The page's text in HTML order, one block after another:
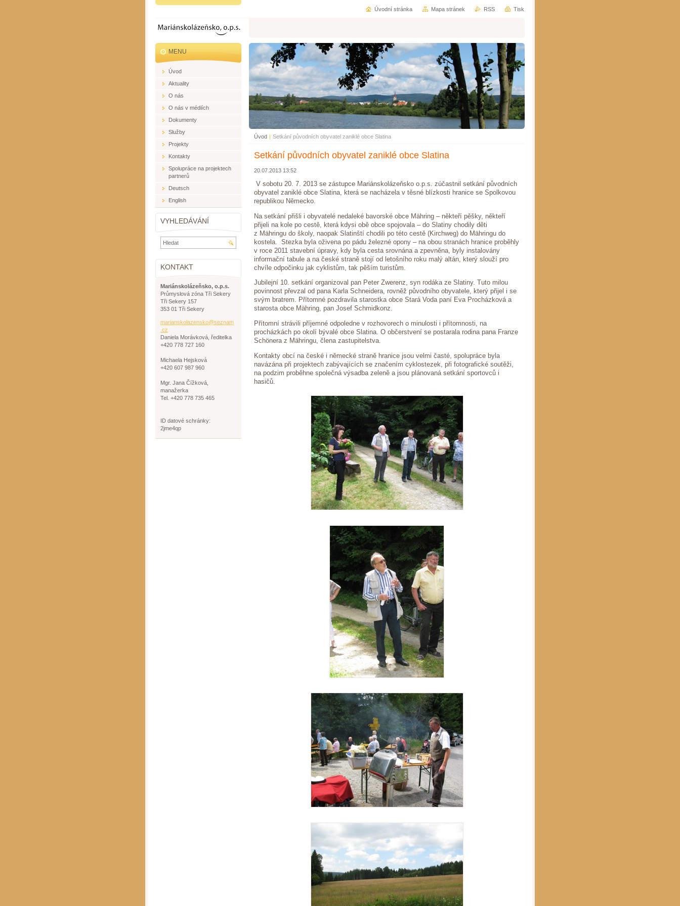
Úvod | Setkání původních obyvatel zaniklé obce Slatina
Setkání původních obyvatel zaniklé obce Slatina
20.07.2013 13:52
V sobotu 20. 7. 2013 se zástupce Mariánskolázeňsko o.p.s. zúčastnil setkání původních
obyvatel zaniklé obce Slatina, která se nacházela v těsné blízkosti hranice se Spolkovou
republikou Německo.
Na setkání přišli i obyvatelé nedaleké bavorské obce Mähring – někteří pěšky, někteří
přijeli na kole po cestě, která kdysi obě obce spojovala – do Slatiny chodily děti
z Mähringu do školy, naopak Slatinští chodili po této cestě (Kirchweg) do Mähringu do
kostela. Stezka byla oživena po pádu železné opony – na obou stranách hranice proběhly
v roce 2011 stavební úpravy, kdy byla cesta srovnána a zpevněna, byly instalovány
informační tabule a na české straně stojí od letošního roku malý altán, který slouží pro
chvíle odpočinku jak cyklistům, tak pěším turistům.
Jubilejní 10. setkání organizoval pan Peter Zwerenz, syn rodáka ze Slatiny. Tuto milou
povinnost převzal od pana Karla Schneidera, rovněž původního obyvatele, který přijel i se
svým bratrem. Přítomné pozdravila starostka obce Stará Voda paní Eva Procházková a
starosta obce Mähring, pan Josef Schmidkonz.
Přítomní strávili příjemné odpoledne v rozhovorech o minulosti i přítomnosti, na
procházkách po okolí bývalé obce Slatina. O občerstvení se postarala rodina pana Franze
Schönera z Mähringu, člena zastupitelstva.
Kontakty obcí na české i německé straně hranice jsou velmi časté, spolupráce byla
navázána při projektech zabývajících se značením cyklostezek, při fotografické soutěži,
na podzim proběhne společná výsadba zeleně a jsou plánovaná setkání sportovců i
hasičů.
MENU
Úvod
Aktuality
O nás
O nás v médiích
Dokumenty
Služby
Projekty
Kontakty
Spolupráce na projektech
partnerů
Deutsch
English
VYHLEDÁVÁNÍ
KONTAKT
Mariánskolázeňsko, o.p.s.
Průmyslová zóna Tři Sekery
Tři Sekery 157
353 01 Tři Sekery
marianskolazensko@seznam
.cz
Daniela Morávková, ředitelka
+420 778 727 160
Michaela Hejsková
+420 607 987 960
Mgr. Jana Čížková,
manažerka
Tel. +420 778 735 465
ID datové schránky:
2jme4qp
Úvodní stránka Mapa stránek RSS Tisk